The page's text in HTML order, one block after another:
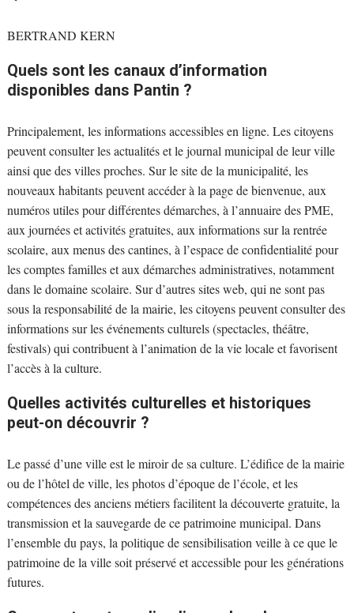
BERTRAND KERN
Quels sont les canaux d’information
disponibles dans Pantin ?
Principalement, les informations accessibles en ligne. Les citoyens
peuvent consulter les actualités et le journal municipal de leur ville
ainsi que des villes proches. Sur le site de la municipalité, les
nouveaux habitants peuvent accéder à la page de bienvenue, aux
numéros utiles pour différentes démarches, à l’annuaire des PME,
aux journées et activités gratuites, aux informations sur la rentrée
scolaire, aux menus des cantines, à l’espace de confidentialité pour
les comptes familles et aux démarches administratives, notamment
dans le domaine scolaire. Sur d’autres sites web, qui ne sont pas
sous la responsabilité de la mairie, les citoyens peuvent consulter des
informations sur les événements culturels (spectacles, théâtre,
festivals) qui contribuent à l’animation de la vie locale et favorisent
l’accès à la culture.
Quelles activités culturelles et historiques
peut-on découvrir ?
Le passé d’une ville est le miroir de sa culture. L’édifice de la mairie
ou de l’hôtel de ville, les photos d’époque de l’école, et les
compétences des anciens métiers facilitent la découverte gratuite, la
transmission et la sauvegarde de ce patrimoine municipal. Dans
l’ensemble du pays, la politique de sensibilisation veille à ce que le
patrimoine de la ville soit préservé et accessible pour les générations
futures.